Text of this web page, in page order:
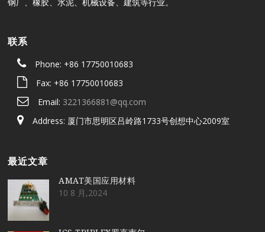
钢厂、橡胶、水泥、机械设备、建筑等行业。
联系
Phone: +86 17750010683
Fax: +86 17750010683
Email: 3221366881@qq.com
Address: 厦门市思明区吕岭路1733号创想中心2009室
最近文章
AMAT美国应用材料
10 8 月,2024